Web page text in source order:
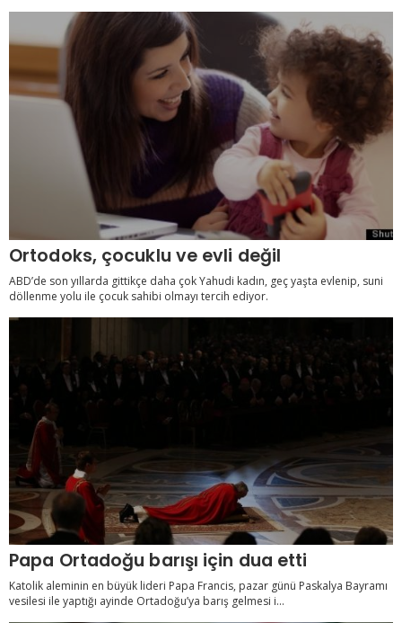
Ortodoks, çocuklu ve evli değil
ABD’de son yıllarda gittikçe daha çok Yahudi kadın, geç yaşta evlenip, suni
döllenme yolu ile çocuk sahibi olmayı tercih ediyor.
Papa Ortadoğu barışı için dua etti
Katolik aleminin en büyük lideri Papa Francis, pazar günü Paskalya Bayramı
vesilesi ile yaptığı ayinde Ortadoğu’ya barış gelmesi i...